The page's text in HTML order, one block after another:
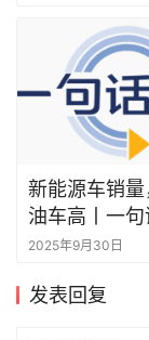
新能源车销
油车高丨一
2025年9月30日
发表回复